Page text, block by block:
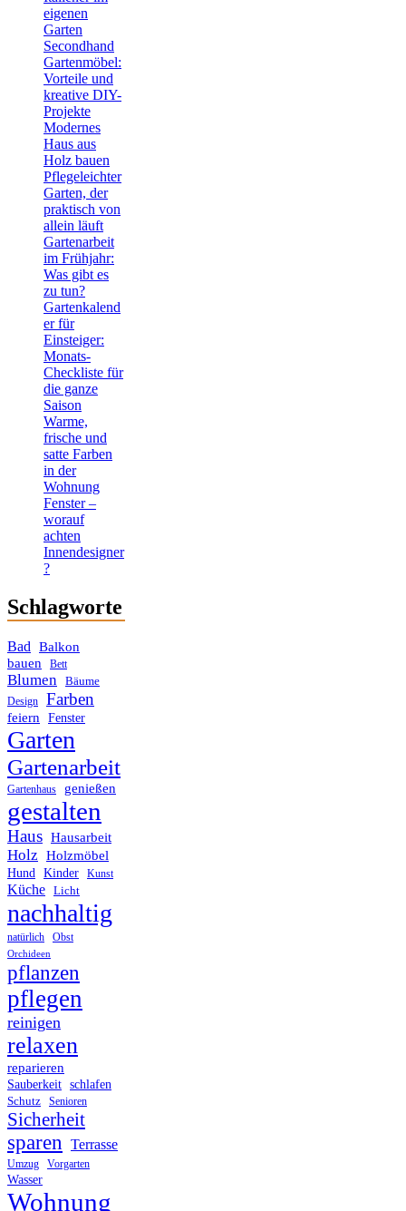
eigenen
Garten
Secondhand
Gartenmöbel:
Vorteile und
kreative DIY-
Projekte
Modernes
Haus aus
Holz bauen
Pflegeleichter
Garten, der
praktisch von
allein läuft
Gartenarbeit
im Frühjahr:
Was gibt es
zu tun?
Gartenkalend
er für
Einsteiger:
Monats-
Checkliste für
die ganze
Saison
Warme,
frische und
satte Farben
in der
Wohnung
Fenster –
worauf
achten
Innendesigner
?
Schlagworte
Bad Balkon
bauen
Bett
Blumen Bäume
Design Farben
feiern Fenster
Garten
Gartenarbeit
Gartenhaus genießen
gestalten
Haus Hausarbeit
Holz Holzmöbel
Hund Kinder Kunst
Küche Licht
nachhaltig
natürlich Obst
Orchideen
pflanzen
pflegen
reinigen
relaxen
reparieren
Sauberkeit schlafen
Schutz Senioren
Sicherheit
sparen Terrasse
Umzug Vorgarten
Wasser
Wohnung